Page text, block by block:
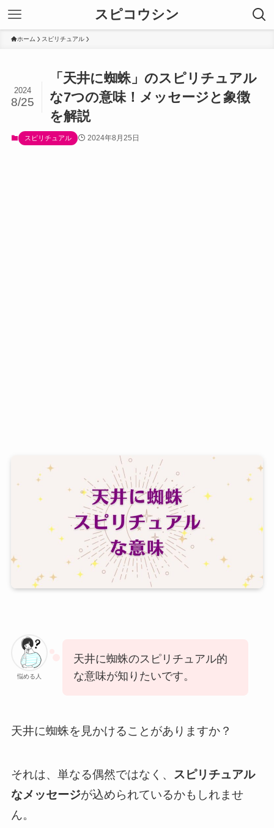
スピコウシン
ホーム スピリチュアル
「天井に蜘蛛」のスピリチュアル
な7つの意味！メッセージと象徴
を解説
2024
8/25
スピリチュアル 2024年8月25日
悩める人
天井に蜘蛛のスピリチュアル的
な意味が知りたいです。
天井に蜘蛛を見かけることがありますか？
それは、単なる偶然ではなく、 スピリチュアル
なメッセージが込められているかもしれませ
ん。